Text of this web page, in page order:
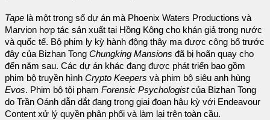
Tape là một trong số dự án mà Phoenix Waters Productions và
Marvion hợp tác sản xuất tại Hồng Kông cho khán giả trong nước
và quốc tế. Bộ phim ly kỳ hành động thây ma được công bố trước
đây của Bizhan Tong Chungking Mansions đã bị hoãn quay cho
đến năm sau. Các dự án khác đang được phát triển bao gồm
phim bộ truyền hình Crypto Keepers và phim bộ siêu anh hùng
Evos. Phim bộ tội phạm Forensic Psychologistcủa Bizhan Tong
do Trần Oánh dẫn dắt đang trong giai đoạn hậu kỳ với Endeavour
Content xử lý quyền phân phối và làm lại trên toàn cầu.